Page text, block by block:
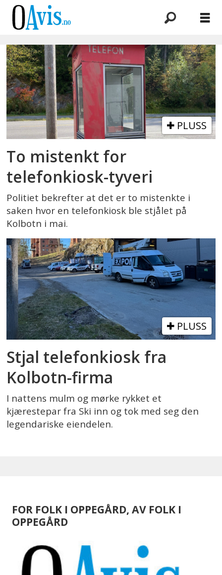
Emne:
expon
as
PLUSS
To mistenkt for
telefonkiosk-tyveri
Politiet bekrefter at det er to mistenkte i
saken hvor en telefonkiosk ble stjålet på
Kolbotn i mai.
PLUSS
Stjal telefonkiosk fra
Kolbotn-firma
I nattens mulm og mørke rykket et
kjærestepar fra Ski inn og tok med seg den
legendariske eiendelen.
FOR FOLK I OPPEGÅRD, AV FOLK I
OPPEGÅRD